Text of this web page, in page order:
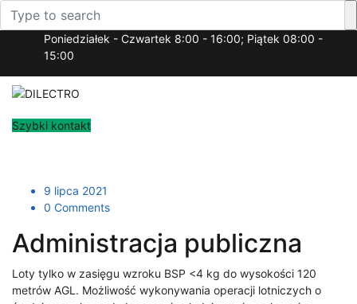
Poniedziałek - Czwartek 8:00 - 16:00; Piątek 08:00 -
15:00
Szybki kontakt
9 lipca 2021
0 Comments
Administracja publiczna
Loty tylko w zasięgu wzroku BSP <4 kg do wysokości 120
metrów AGL. Możliwość wykonywania operacji lotniczych o